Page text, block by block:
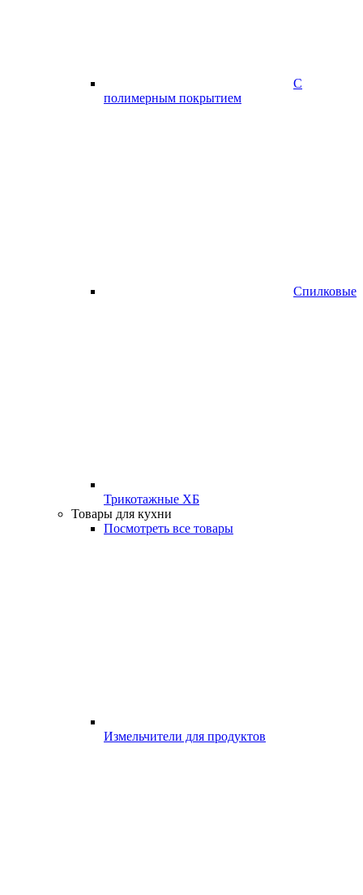
С
полимерным покрытием
Спилковые
Трикотажные ХБ
Товары для кухни
Посмотреть все товары
Измельчители для продуктов